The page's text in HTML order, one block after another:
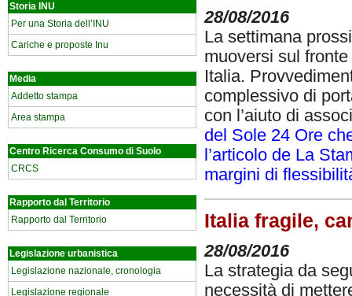
Storia INU
Per una Storia dell’INU
Cariche e proposte Inu
Media
Addetto stampa
Area stampa
Centro Ricerca Consumo di Suolo
CRCS
Rapporto dal Territorio
Rapporto dal Territorio
Legislazione urbanistica
Legislazione nazionale, cronologia
Legislazione regionale
28/08/2016
La settimana
muoversi sul
Italia.
complessivo di
con l’aiuto di
del Sole 24 Ore
l’articolo de La
margini di
Italia fragile,
28/08/2016
La strategia da
necessità di